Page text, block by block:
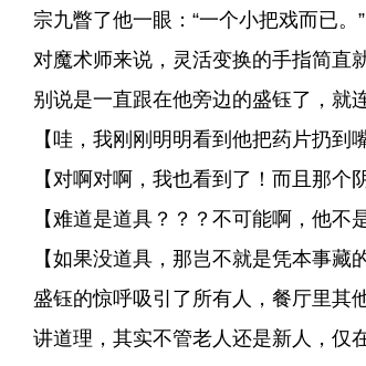
宗九瞥了他一眼：“一个小把戏而已。”
对魔术师来说，灵活变换的手指简直
别说是一直跟在他旁边的盛钰了，就
【哇，我刚刚明明看到他把药片扔到
【对啊对啊，我也看到了！而且那个
【难道是道具？？？不可能啊，他不
【如果没道具，那岂不就是凭本事藏
盛钰的惊呼吸引了所有人，餐厅里其
讲道理，其实不管老人还是新人，仅